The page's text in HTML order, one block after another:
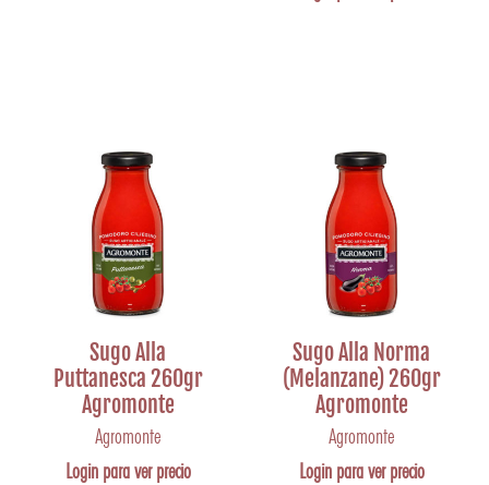
Sugo Alla
Puttanesca 260gr
Agromonte
Agromonte
Login para ver precio
Sugo Alla Norma
(Melanzane) 260gr
Agromonte
Agromonte
Login para ver precio